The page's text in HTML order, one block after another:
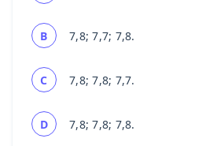
B 7,8; 7,7; 7,8.
C 7,8; 7,8; 7,7.
D 7,8; 7,8; 7,8.